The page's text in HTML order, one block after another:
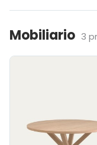
Mobiliario 3